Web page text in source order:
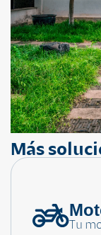
Más
Tu